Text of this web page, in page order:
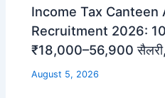
Income Tax Canteen
Recruitment 2026:
₹18,000–56,900
August 5, 2026